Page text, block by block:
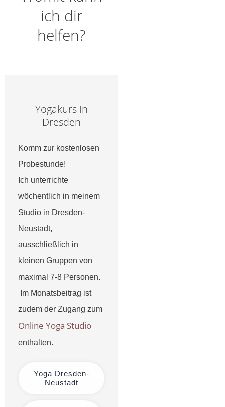
ich dir
helfen?
Yogakurs in
Dresden
Komm zur kostenlosen
Probestunde!
Ich unterrichte
wöchentlich in meinem
Studio in Dresden-
Neustadt,
ausschließlich in
kleinen Gruppen von
maximal 7-8 Personen.
Im Monatsbeitrag ist
zudem der Zugang zum
Online Yoga Studio
enthalten.
Yoga Dresden-
Neustadt